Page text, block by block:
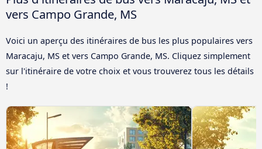
vers Campo Grande, MS
Voici un aperçu des itinéraires de bus les plus populaires vers
Maracaju, MS et vers Campo Grande, MS. Cliquez simplement
sur l'itinéraire de votre choix et vous trouverez tous les détails
!